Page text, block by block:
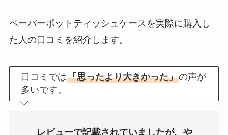
ペーパーポットティッシュケースを実際に購入し
た人の口コミを紹介します。
口コミでは「思ったより大きかった」の声が
多いです。
レビューで記載されていましたが、や